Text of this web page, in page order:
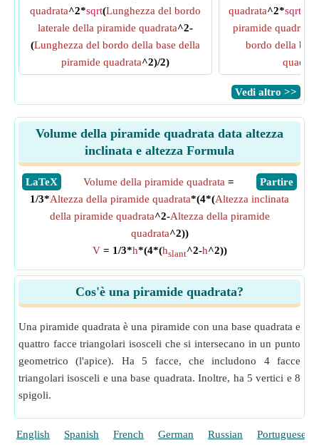
quadrata^2*sqrt(Lunghezza del bordo
laterale della piramide quadrata^2-
(Lunghezza del bordo della base della
piramide quadrata^2)/2)
quadrata^2*sqrt
piramide quadrata
bordo della
​Vedi altro >>
Volume della piramide quadrata data altezza
inclinata e altezza Formula
​LaTeX ​Partire
Volume della piramide quadrata =
1/3*Altezza della piramide quadrata*(4*(Altezza inclinata
della piramide quadrata^2-Altezza della piramide
quadrata^2))
V= 1/3*h*(4*(hslant^2-h^2))
Cos'è una piramide quadrata?
Una piramide quadrata è una piramide con una base quadrata e
quattro facce triangolari isosceli che si intersecano in un punto
geometrico (l'apice). Ha 5 facce, che includono 4 facce
triangolari isosceli e una base quadrata. Inoltre, ha 5 vertici e 8
spigoli.
English Spanish French German Russian Portuguese